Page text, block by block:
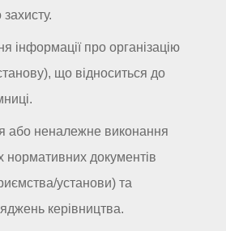
інформації про організацію
що відноситься до
або неналежне виконання
нормативних документів
установи) та
керівництва.